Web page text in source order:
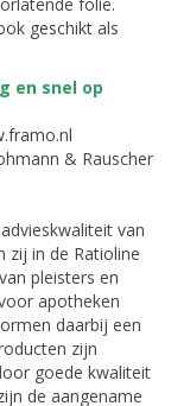
geschikt als
& Rauscher
van
zij in de Ratioline
pleisters en
apotheken
daarbij een
zijn
goede kwaliteit
de aangename